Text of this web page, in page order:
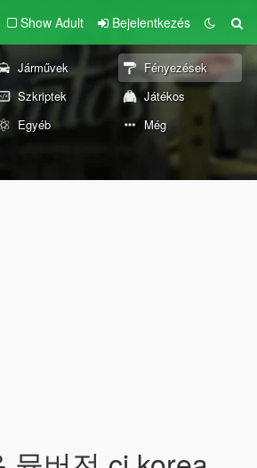
Show Adult Bejelentkezés
Járművek
Fényezések
Szkriptek
Játékos
Egyéb Még